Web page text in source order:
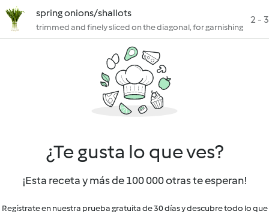
spring onions/shallots
trimmed and finely sliced on the diagonal, for garnishing
2 - 3
¿Te gusta lo que ves?
¡Esta receta y más de 100 000 otras te esperan!
Regístrate en nuestra prueba gratuita de 30 días y descubre todo lo que